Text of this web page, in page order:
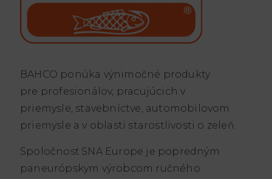
BAHCO ponúka výnimočné produkty
pre profesionálov, pracujúcich v
priemysle, stavebníctve, automobilovom
priemysle a v oblasti starostlivosti o zeleň.
Spoločnosť SNA Europe je popredným
paneurópskym výrobcom ručného